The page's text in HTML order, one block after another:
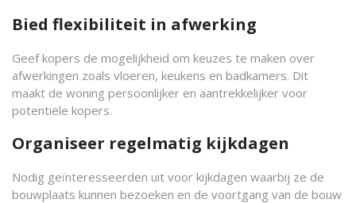
Bied flexibiliteit in afwerking
Geef kopers de mogelijkheid om keuzes te maken over
afwerkingen zoals vloeren, keukens en badkamers. Dit
maakt de woning persoonlijker en aantrekkelijker voor
potentiële kopers.
Organiseer regelmatig kijkdagen
Nodig geïnteresseerden uit voor kijkdagen waarbij ze de
bouwplaats kunnen bezoeken en de voortgang van de bouw